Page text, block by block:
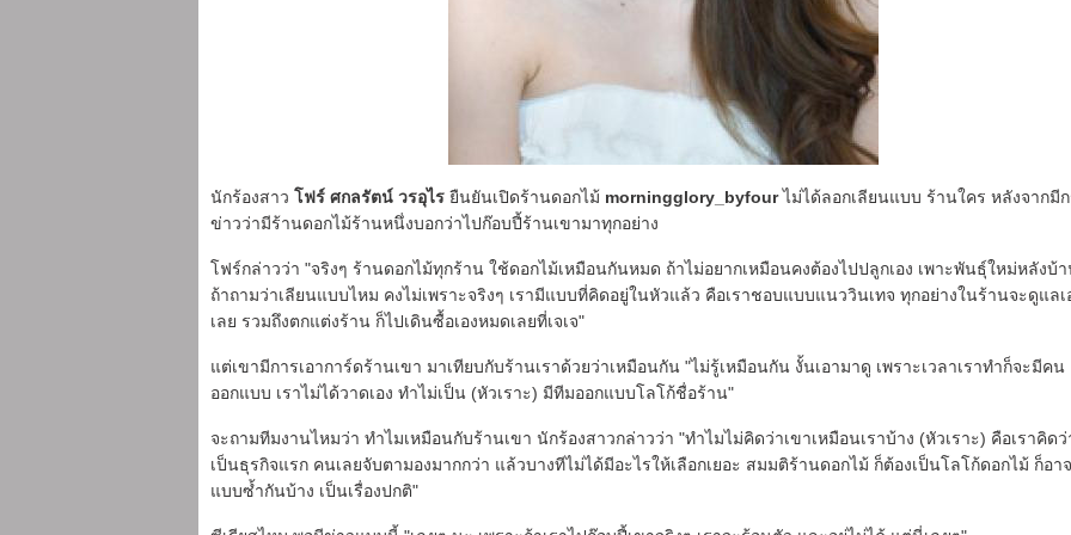
นักร้องสาว โฟร์ ศกลรัตน์ วรอุไร ยืนยันเปิดร้านดอกไม้ morningglory_byfourไม่ได้ลอกเลียนแบบ ร้านใคร หลังจากมี
ข่าวว่ามีร้านดอกไม้ร้านหนึ่งบอกว่าไปก๊อบปี้ร้านเขามาทุกอย่าง
โฟร์กล่าวว่า "จริงๆ ร้านดอกไม้ทุกร้าน ใช้ดอกไม้เหมือนกันหมด ถ้าไม่อยากเหมือนคงต้องไปปลูกเอง เพาะพันธุ์ใหม่หลังบ้
ถ้าถามว่าเลียนแบบไหม คงไม่เพราะจริงๆ เรามีแบบที่คิดอยู่ในหัวแล้ว คือเราชอบแบบแนววินเทจ ทุกอย่างในร้านจะดูแลเ
เลย รวมถึงตกแต่งร้าน ก็ไปเดินซื้อเองหมดเลยที่เจเจ"
แต่เขามีการเอาการ์ดร้านเขา มาเทียบกับร้านเราด้วยว่าเหมือนกัน "ไม่รู้เหมือนกัน งั้นเอามาดู เพราะเวลาเราทำก็จะมีคน
ออกแบบ เราไม่ได้วาดเอง ทำไม่เป็น (หัวเราะ) มีทีมออกแบบโลโก้ชื่อร้าน"
จะถามทีมงานไหมว่า ทำไมเหมือนกับร้านเขา นักร้องสาวกล่าวว่า "ทำไมไม่คิดว่าเขาเหมือนเราบ้าง (หัวเราะ) คือเราคิด
เป็นธุรกิจแรก คนเลยจับตามองมากกว่า แล้วบางทีไม่ได้มีอะไรให้เลือกเยอะ สมมติร้านดอกไม้ ก็ต้องเป็นโลโก้ดอกไม้ ก็อา
แบบซ้ำกันบ้าง เป็นเรื่องปกติ"